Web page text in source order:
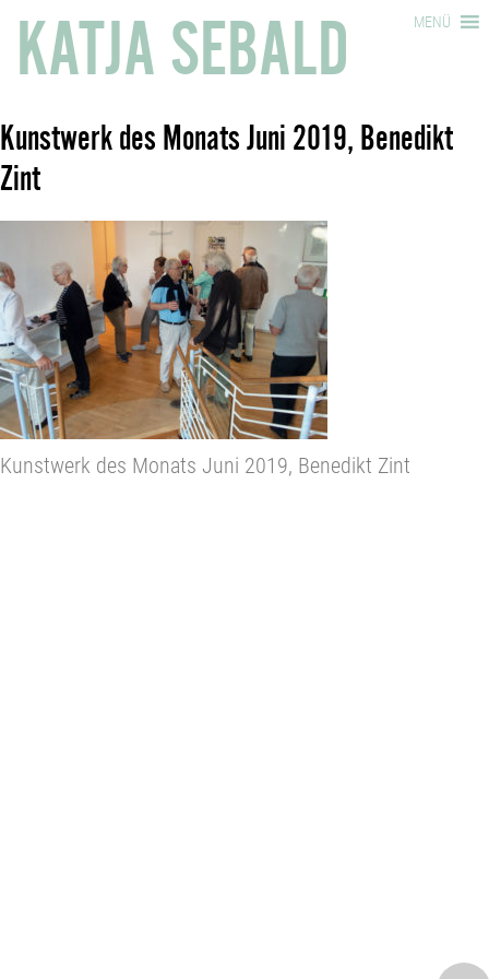
KATJA SEBALD MENÜ
Kunstwerk des Monats Juni 2019, Benedikt
Zint
Kunstwerk des Monats Juni 2019, Benedikt Zint